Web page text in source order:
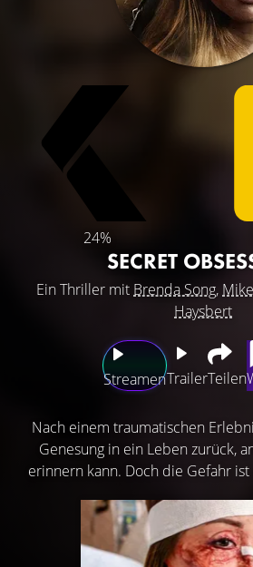
24%
SECRET
Ein Thriller mit Brenda Song,
Haysbert
StreamenTrailerTeilen
Nach einem traumatischen
Genesung in ein Leben zurück,
erinnern kann. Doch die Gefahr